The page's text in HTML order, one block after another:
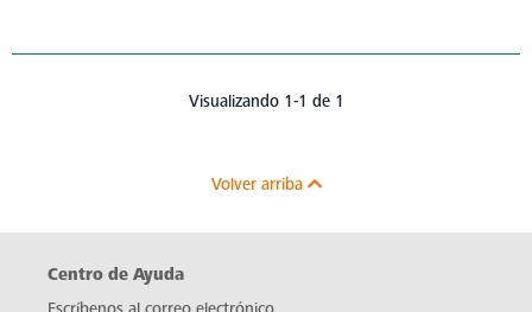
Visualizando 1-1 de 1
Volver arriba
Centro de Ayuda